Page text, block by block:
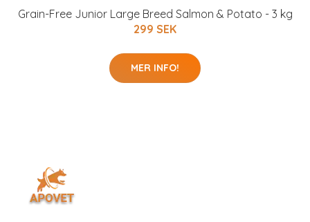
Grain-Free Junior Large Breed Salmon & Potato - 3 kg
299 SEK
MER INFO!